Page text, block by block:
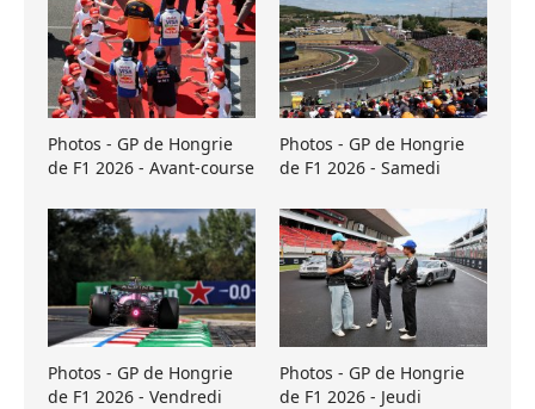
Photos - GP de Hongrie
de F1 2026 - Avant-course
Photos - GP de Hongrie
de F1 2026 - Samedi
Photos - GP de Hongrie
de F1 2026 - Vendredi
Photos - GP de Hongrie
de F1 2026 - Jeudi